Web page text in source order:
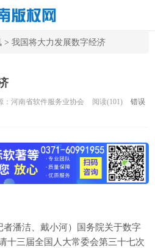
> 我国将大力发展数字经济
：河南省软件服务业协会 阅读(101)
错误
者潘洁、戴小河）国务院关于数字
十三届全国人大常委会第三十七次